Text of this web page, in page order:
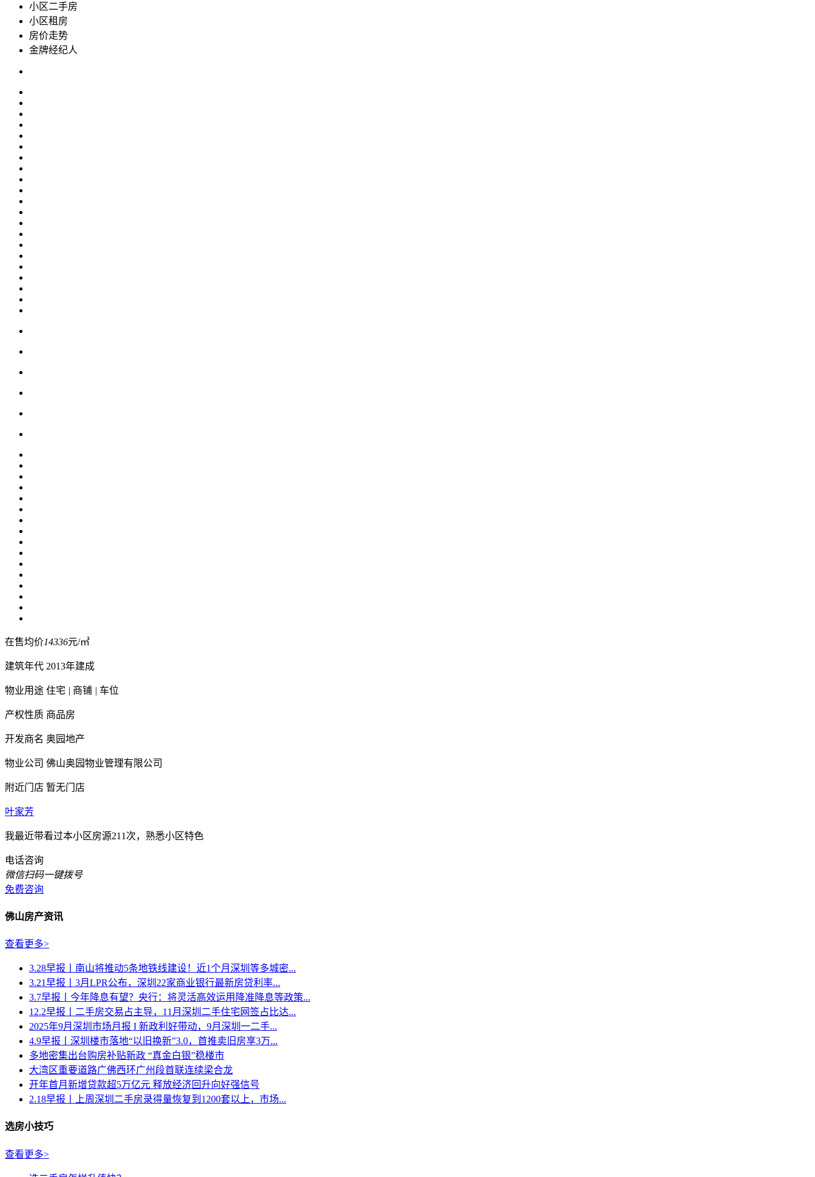
小区二手房
小区租房
房价走势
金牌经纪人
在售均价14336元/㎡
建筑年代 2013年建成
物业用途 住宅 | 商铺 | 车位
产权性质 商品房
开发商名 奥园地产
物业公司 佛山奥园物业管理有限公司
附近门店 暂无门店
叶家芳
我最近带看过本小区房源211次，熟悉小区特色
电话咨询
微信扫码一键拨号
免费咨询
佛山房产资讯
查看更多>
3.28早报丨南山将推动5条地铁线建设！近1个月深圳等多城密...
3.21早报丨3月LPR公布，深圳22家商业银行最新房贷利率...
3.7早报丨今年降息有望？央行：将灵活高效运用降准降息等政策...
12.2早报丨二手房交易占主导，11月深圳二手住宅网签占比达...
2025年9月深圳市场月报 I 新政利好带动，9月深圳一二手...
4.9早报丨深圳楼市落地“以旧换新”3.0，首推卖旧房享3万...
多地密集出台购房补贴新政 “真金白银”稳楼市
大湾区重要道路广佛西环广州段首联连续梁合龙
开年首月新增贷款超5万亿元 释放经济回升向好强信号
2.18早报丨上周深圳二手房录得量恢复到1200套以上，市场...
选房小技巧
查看更多>